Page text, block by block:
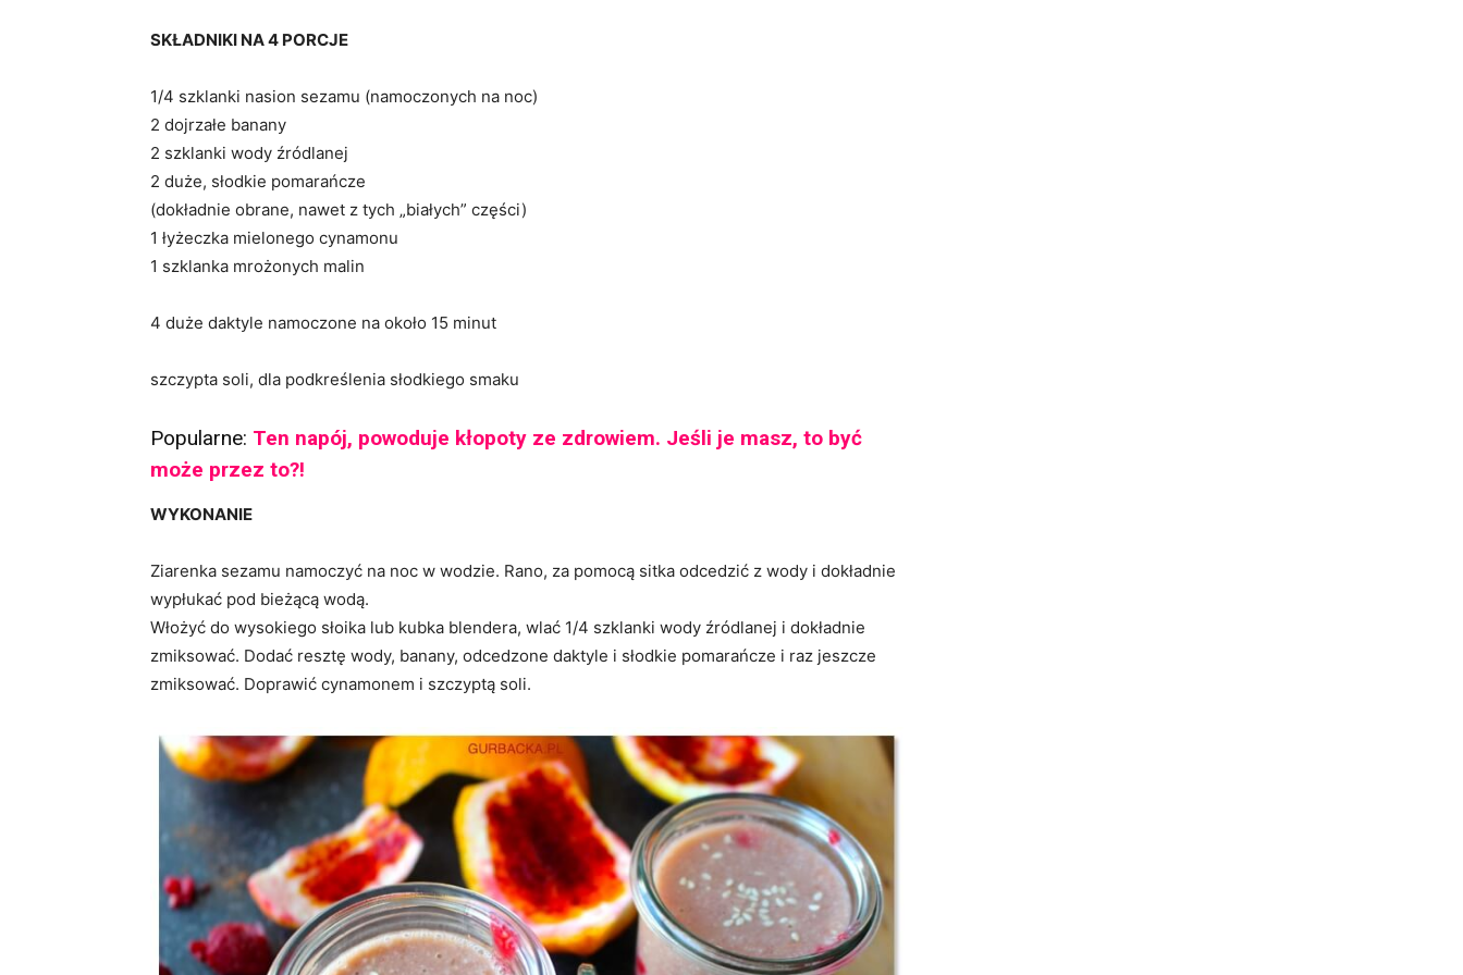
SKŁADNIKI NA 4 PORCJE
1/4 szklanki nasion sezamu (namoczonych na noc)
2 dojrzałe banany
2 szklanki wody źródlanej
2 duże, słodkie pomarańcze
(dokładnie obrane, nawet z tych „białych” części)
1 łyżeczka mielonego cynamonu
1 szklanka mrożonych malin
4 duże daktyle namoczone na około 15 minut
szczypta soli, dla podkreślenia słodkiego smaku
Popularne: Ten napój, powoduje kłopoty ze zdrowiem. Jeśli je masz, to być
może przez to?!
WYKONANIE
Ziarenka sezamu namoczyć na noc w wodzie. Rano, za pomocą sitka odcedzić z wody i dokładnie
wypłukać pod bieżącą wodą.
Włożyć do wysokiego słoika lub kubka blendera, wlać 1/4 szklanki wody źródlanej i dokładnie
zmiksować. Dodać resztę wody, banany, odcedzone daktyle i słodkie pomarańcze i raz jeszcze
zmiksować. Doprawić cynamonem i szczyptą soli.